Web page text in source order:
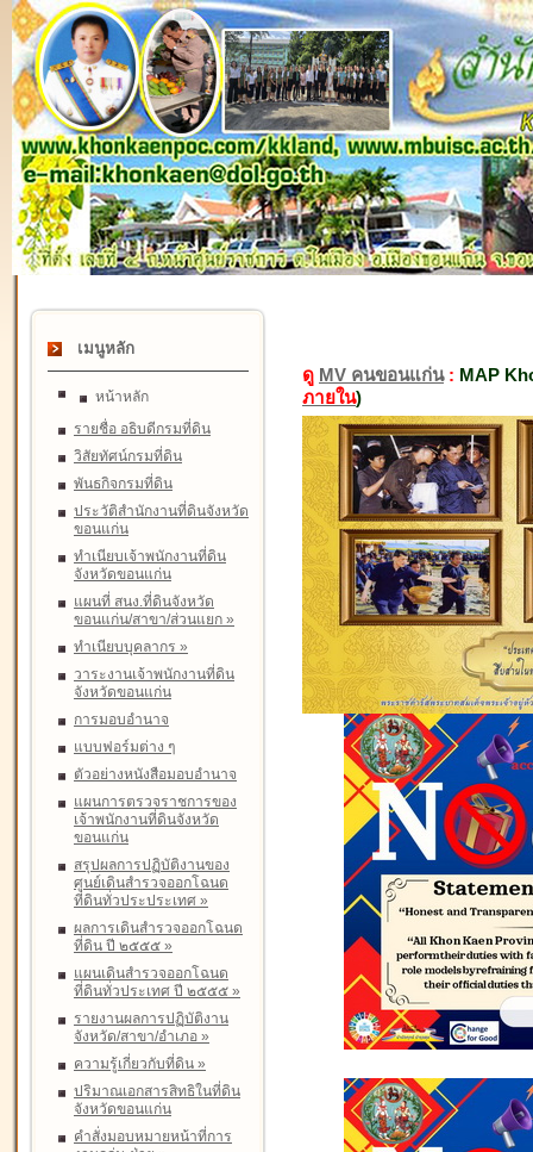
เมนูหลัก
หน้าหลัก
รายชื่อ อธิบดีกรมที่ดิน
วิสัยทัศน์กรมที่ดิน
พันธกิจกรมที่ดิน
ประวัติสำนักงานที่ดินจังหวัด
ขอนแก่น
ทำเนียบเจ้าพนักงานที่ดิน
จังหวัดขอนแก่น
แผนที่ สนง.ที่ดินจังหวัด
ขอนแก่น/สาขา/ส่วนแยก »
ทำเนียบบุคลากร »
วาระงานเจ้าพนักงานที่ดิน
จังหวัดขอนแก่น
การมอบอำนาจ
แบบฟอร์มต่าง ๆ
ตัวอย่างหนังสือมอบอำนาจ
แผนการตรวจราชการของ
เจ้าพนักงานที่ดินจังหวัด
ขอนแก่น
สรุปผลการปฏิบัติงานของ
ศูนย์เดินสำรวจออกโฉนด
ที่ดินทั่วประประเทศ »
ผลการเดินสำรวจออกโฉนด
ที่ดิน ปี ๒๕๕๕ »
แผนเดินสำรวจออกโฉนด
ที่ดินทั่วประเทศ ปี ๒๕๕๕ »
รายงานผลการปฏิบัติงาน
จังหวัด/สาขา/อำเภอ »
ความรู้เกี่ยวกับที่ดิน »
ปริมาณเอกสารสิทธิในที่ดิน
จังหวัดขอนแก่น
คำสั่งมอบหมายหน้าที่การ
ดู MV คนขอนแก่น: MAP
ภายใน)